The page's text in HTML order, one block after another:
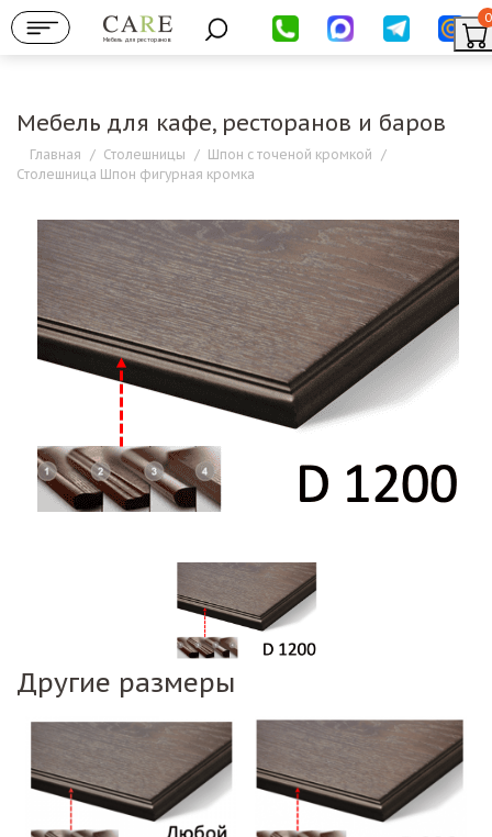
Мебель для ресторанов
0
Мебель для кафе, ресторанов и баров
Главная / Столешницы / Шпон с точеной кромкой /
Столешница Шпон фигурная кромка
Другие размеры